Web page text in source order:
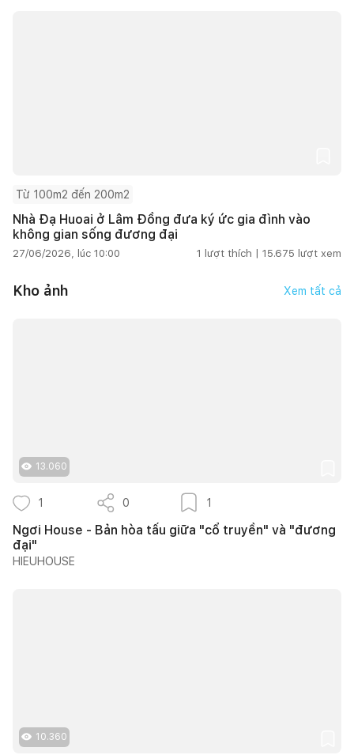
Từ 100m2 đến 200m2
Nhà Đạ Huoai ở Lâm Đồng đưa ký ức gia đình vào
không gian sống đương đại
27/06/2026, lúc 10:00 1 lượt thích | 15.675 lượt xem
Kho ảnh Xem tất cả
13.060
1 0 1
Ngơi House - Bản hòa tấu giữa "cổ truyền" và "đương
đại"
HIEUHOUSE
10.360